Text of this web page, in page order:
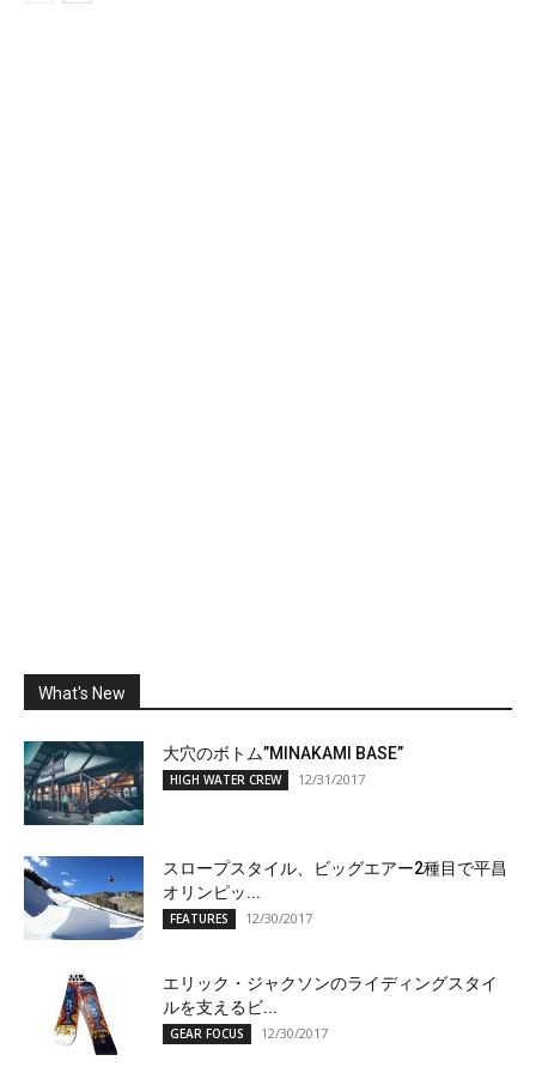
What's New
大穴のボトム”MINAKAMI BASE”
HIGH WATER CREW 12/31/2017
スロープスタイル、ビッグエアー2種目で平昌
オリンピッ...
FEATURES 12/30/2017
エリック・ジャクソンのライディングスタイ
ルを支えるビ...
GEAR FOCUS 12/30/2017